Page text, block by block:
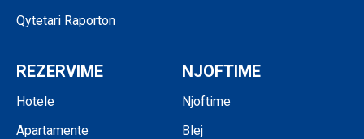
Qytetari Raporton
REZERVIME
Hotele
Apartamente
NJOFTIME
Njoftime
Blej